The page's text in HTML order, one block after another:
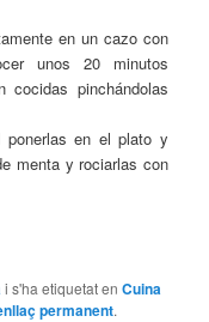
en un cazo con
unos 20 minutos
cocidas pinchándolas
en el plato y
menta y rociarlas con
i s'ha etiquetat enCuina
permanent.